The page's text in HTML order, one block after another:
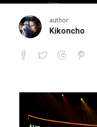
author:
Kikoncho
Процесорa